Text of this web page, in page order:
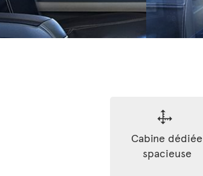
Cabine dédiée
spacieuse